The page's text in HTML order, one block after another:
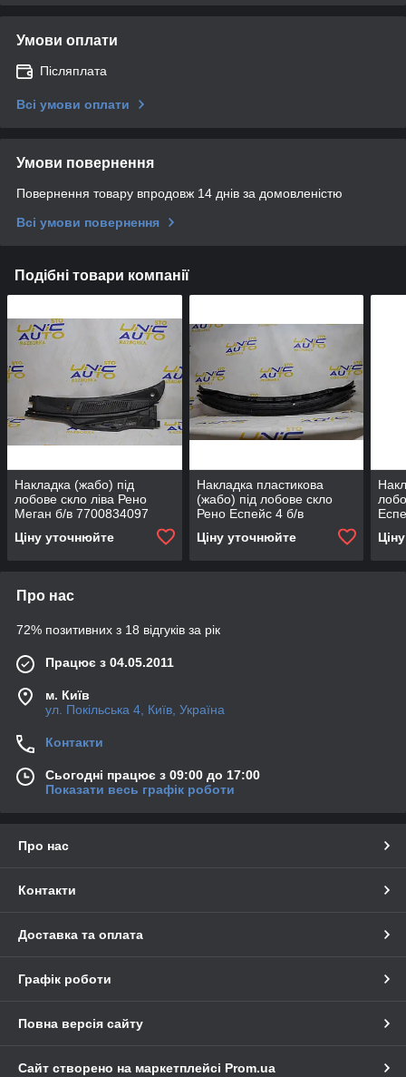
Умови оплати
Післяплата
Всі умови оплати
Умови повернення
Повернення товару впродовж 14 днів за домовленістю
Всі умови повернення
Подібні товари компанії
Накладка (жабо) під
лобове скло ліва Рено
Меган б/в 7700834097
Ціну уточнюйте
Накладка пластикова
(жабо) під лобове скло
Рено Еспейс 4 б/в
8200096763 / 8200580995
Ціну уточнюйте
Про нас
72% позитивних з 18 відгуків за рік
Працює з 04.05.2011
м. Київ
ул. Покільська 4, Київ, Україна
Контакти
Сьогодні працює з 09:00 до 17:00
Показати весь графік роботи
Про нас
Контакти
Доставка та оплата
Графік роботи
Повна версія сайту
Сайт створено на маркетплейсі Prom.ua